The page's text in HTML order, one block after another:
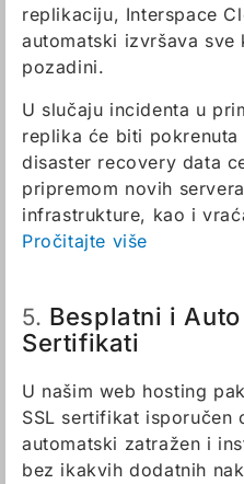
replikaciju, Interspace
automatski izvršava sve
pozadini.
U slučaju incidenta u
replika će biti
disaster recovery data
pripremom novih
infrastrukture, kao i
Pročitajte više
5. Besplatni i
Sertifikati
U našim web hosting
SSL sertifikat isporučen
automatski zatražen i
bez ikakvih dodatnih